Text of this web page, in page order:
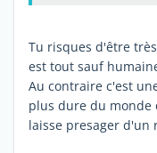
Tu risques d'être
est tout sauf
Au contraire c'est
plus dure du monde
laisse presager d'un